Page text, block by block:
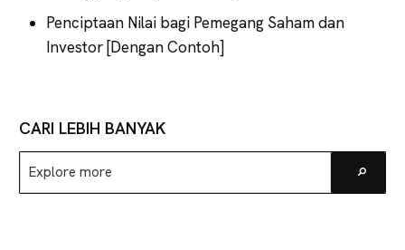
Penciptaan Nilai bagi Pemegang Saham dan
Investor [Dengan Contoh]
CARI LEBIH BANYAK
Explore
more